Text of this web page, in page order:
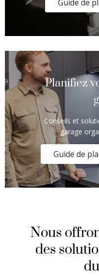
Guide de
Planifiez
Conseils et
garage
Guide de
Nous
des